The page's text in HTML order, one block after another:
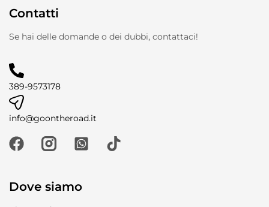
Contatti
Se hai delle domande o dei dubbi, contattaci!
389-9573178
info@goontheroad.it
Dove siamo